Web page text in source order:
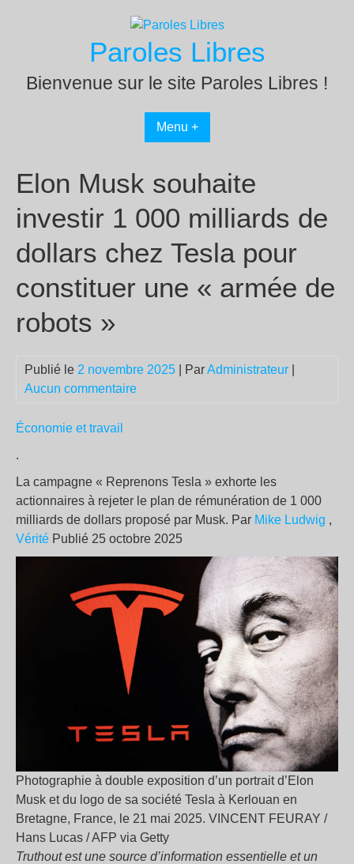
Paroles Libres
Bienvenue sur le site Paroles Libres !
Menu +
Elon Musk souhaite
investir 1 000 milliards de
dollars chez Tesla pour
constituer une « armée de
robots »
Publié le 2 novembre 2025 | ParAdministrateur
Aucun commentaire
Économie et travail
.
La campagne « Reprenons Tesla » exhorte les
actionnaires à rejeter le plan de rémunération de 1 000
milliards de dollars proposé par Musk. Par Mike Ludwig ,
Vérité​ Publié 25 octobre 2025
Photographie à double exposition d’un portrait d’Elon
Musk et du logo de sa société Tesla à Kerlouan en
Bretagne, France, le 21 mai 2025. VINCENT FEURAY /
Hans Lucas / AFP via Getty
Truthout est une source d’information essentielle et un